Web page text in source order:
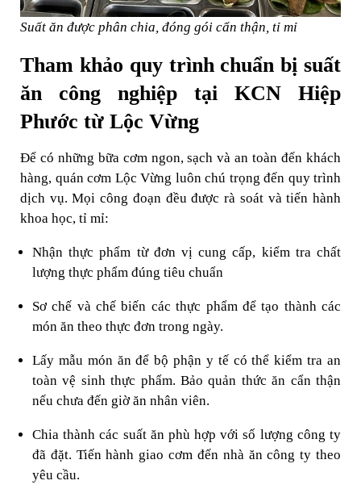
Suất ăn được phân chia, đóng gói cẩn thận, tỉ mỉ
Tham khảo quy trình chuẩn bị suất
ăn công nghiệp tại KCN Hiệp
Phước từ Lộc Vừng
Để có những bữa cơm ngon, sạch và an toàn đến khách
hàng, quán cơm Lộc Vừng luôn chú trọng đến quy trình
dịch vụ. Mọi công đoạn đều được rà soát và tiến hành
khoa học, tỉ mỉ:
Nhận thực phẩm từ đơn vị cung cấp, kiểm tra chất
lượng thực phẩm đúng tiêu chuẩn
Sơ chế và chế biến các thực phẩm để tạo thành các
món ăn theo thực đơn trong ngày.
Lấy mẫu món ăn để bộ phận y tế có thể kiểm tra an
toàn vệ sinh thực phẩm. Bảo quản thức ăn cẩn thận
nếu chưa đến giờ ăn nhân viên.
Chia thành các suất ăn phù hợp với số lượng công ty
đã đặt. Tiến hành giao cơm đến nhà ăn công ty theo
yêu cầu.